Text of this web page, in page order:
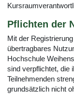
Pflichten der
Mit der
übertragbares
Hochschule
sind verpflichtet, die
Teilnehmenden
grundsätzlich nicht